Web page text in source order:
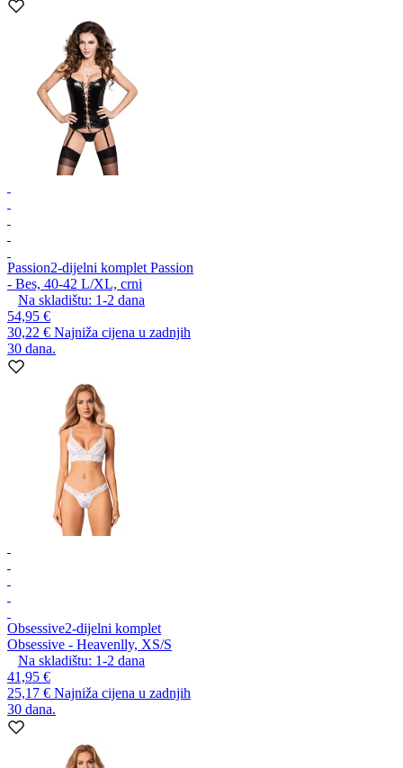
Passion2-dijelni komplet Passion
- Bes, 40-42 L/XL, crni
Na skladištu: 1-2 dana
54,95 €
30,22 € Najniža cijena u zadnjih
30 dana.
Obsessive2-dijelni komplet
Obsessive - Heavenlly, XS/S
Na skladištu: 1-2 dana
41,95 €
25,17 € Najniža cijena u zadnjih
30 dana.